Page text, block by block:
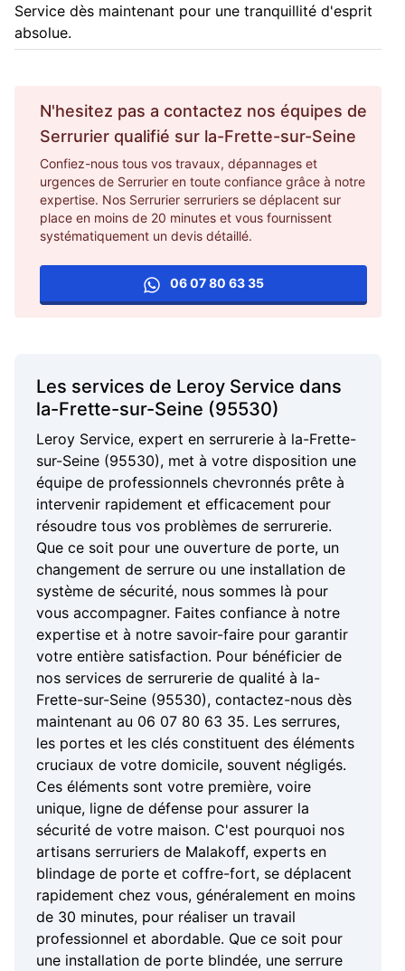
Service dès maintenant pour une tranquillité d'esprit
absolue.
N'hesitez pas a contactez nos équipes de
Serrurier qualifié sur la-Frette-sur-Seine
Confiez-nous tous vos travaux, dépannages et
urgences de Serrurier en toute confiance grâce à notre
expertise. Nos Serrurier serruriers se déplacent sur
place en moins de 20 minutes et vous fournissent
systématiquement un devis détaillé.
06 07 80 63 35
Les services de Leroy Service dans
la-Frette-sur-Seine (95530)
Leroy Service, expert en serrurerie à la-Frette-
sur-Seine (95530), met à votre disposition une
équipe de professionnels chevronnés prête à
intervenir rapidement et efficacement pour
résoudre tous vos problèmes de serrurerie.
Que ce soit pour une ouverture de porte, un
changement de serrure ou une installation de
système de sécurité, nous sommes là pour
vous accompagner. Faites confiance à notre
expertise et à notre savoir-faire pour garantir
votre entière satisfaction. Pour bénéficier de
nos services de serrurerie de qualité à la-
Frette-sur-Seine (95530), contactez-nous dès
maintenant au 06 07 80 63 35. Les serrures,
les portes et les clés constituent des éléments
cruciaux de votre domicile, souvent négligés.
Ces éléments sont votre première, voire
unique, ligne de défense pour assurer la
sécurité de votre maison. C'est pourquoi nos
artisans serruriers de Malakoff, experts en
blindage de porte et coffre-fort, se déplacent
rapidement chez vous, généralement en moins
de 30 minutes, pour réaliser un travail
professionnel et abordable. Que ce soit pour
une installation de porte blindée, une serrure